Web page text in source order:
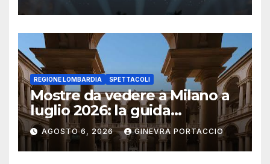
REGIONE LOMBARDIA SPETTACOLI
Mostre da vedere a Milano a
luglio 2026: la guida
aggiornata
AGOSTO 6, 2026 GINEVRA PORTACCIO